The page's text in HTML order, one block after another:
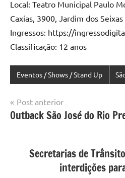
Local: Teatro Municipal Paulo
Caxias, 3900, Jardim dos Seixas
Ingressos: https://
Classificação: 12 anos
Eventos / Shows / Stand Up
Navegação
de
Post anterior
Outback São José do Rio
Secretarias de
interdições